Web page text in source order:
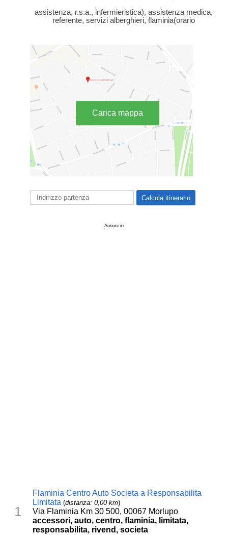
assistenza, r.s.a., infermieristica), assistenza medica,
referente, servizi alberghieri, flaminia(orario
Carica mappa
Annuncio
1
Flaminia Centro Auto Societa a Responsabilita
Limitata (distanza: 0,00 km)
Via Flaminia Km 30 500, 00067 Morlupo
accessori, auto, centro, flaminia, limitata,
responsabilita, rivend, societa